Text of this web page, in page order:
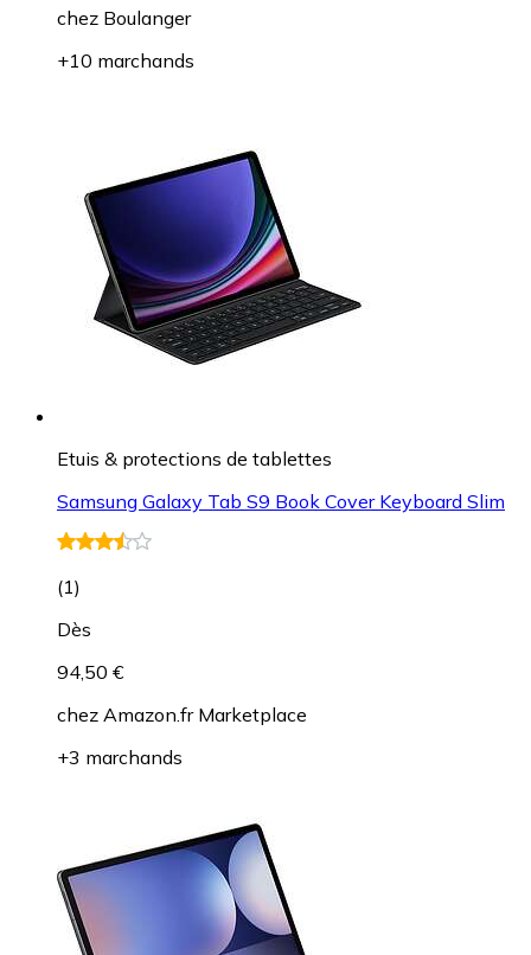
chez Boulanger
+10 marchands
Etuis & protections de tablettes
Samsung Galaxy Tab S9 Book Cover Keyboard Slim
(1)
Dès
94,50 €
chez Amazon.fr Marketplace
+3 marchands